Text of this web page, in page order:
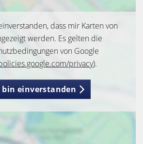
dass mir Karten von
werden. Es gelten die
von Google
privacy).
bin einverstanden